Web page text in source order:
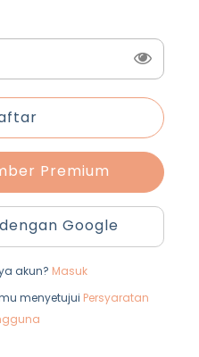
Premium
Google
akun? Masuk
menyetujui Persyaratan